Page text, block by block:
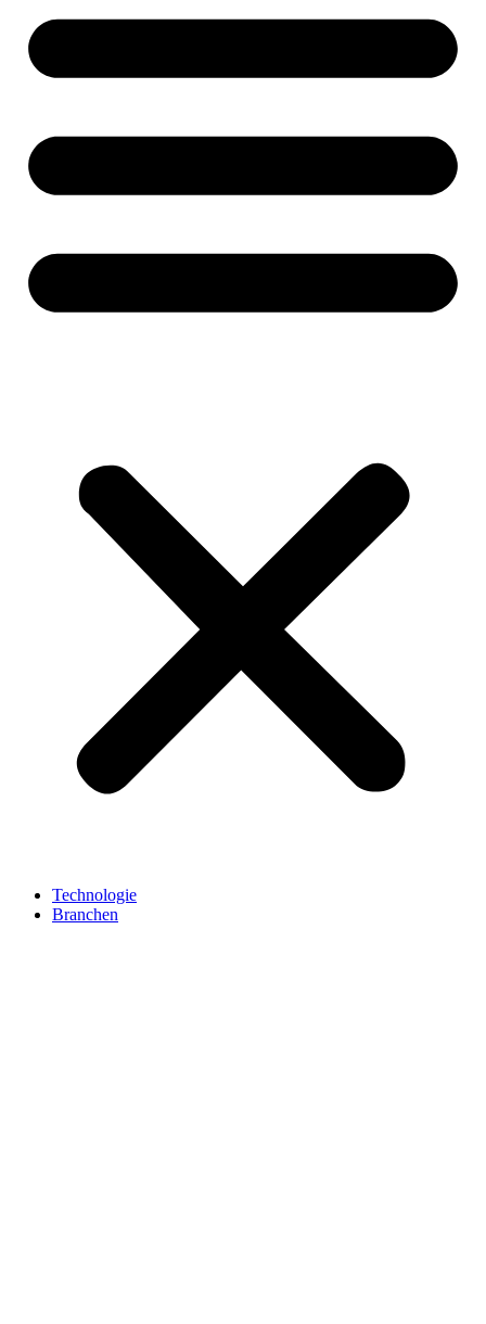
Technologie
Branchen